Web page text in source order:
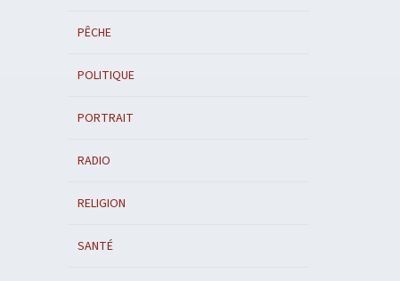
PÊCHE
POLITIQUE
PORTRAIT
RADIO
RELIGION
SANTÉ